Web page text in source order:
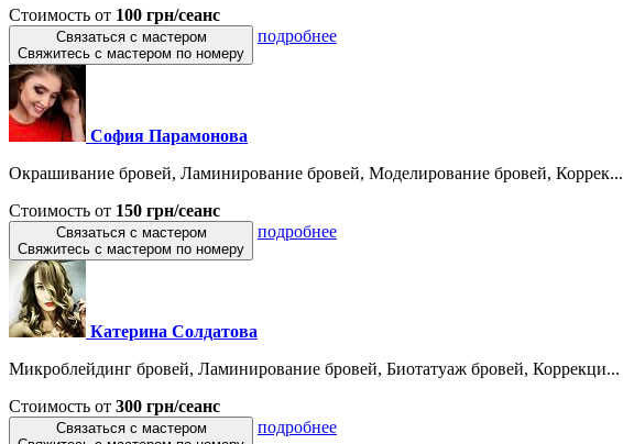
Стоимость от 100 грн/сеанс
Связаться с мастером
Свяжитесь с мастером по номеру
подробнее
София Парамонова
Окрашивание бровей, Ламинирование бровей, Моделирование бровей, Коррек...
Стоимость от 150 грн/сеанс
Связаться с мастером
Свяжитесь с мастером по номеру
подробнее
Катерина Солдатова
Микроблейдинг бровей, Ламинирование бровей, Биотатуаж бровей, Коррекци...
Стоимость от 300 грн/сеанс
Связаться с мастером
подробнее